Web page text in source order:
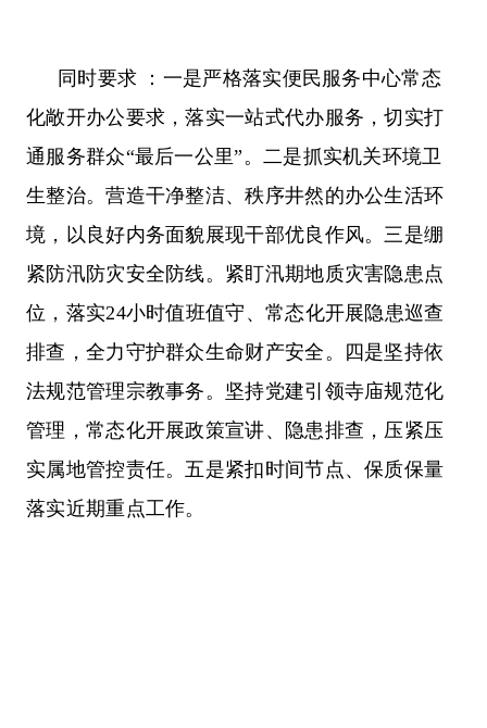
同时要求 ：一是严格落实便民服务中心常态
化敞开办公要求，落实一站式代办服务，切实打
通服务群众“最后一公里”。二是抓实机关环境卫
生整治。营造干净整洁、秩序井然的办公生活环
境，以良好内务面貌展现干部优良作风。三是绷
紧防汛防灾安全防线。紧盯汛期地质灾害隐患点
位，落实24小时值班值守、常态化开展隐患巡查
排查，全力守护群众生命财产安全。四是坚持依
法规范管理宗教事务。坚持党建引领寺庙规范化
管理，常态化开展政策宣讲、隐患排查，压紧压
实属地管控责任。五是紧扣时间节点、保质保量
落实近期重点工作。